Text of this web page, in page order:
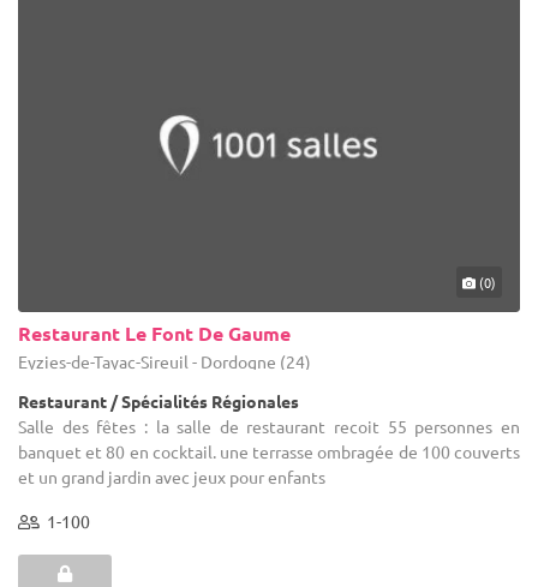
(0)
Restaurant Le Font De Gaume
Eyzies-de-Tayac-Sireuil - Dordogne (24)
Restaurant / Spécialités Régionales
Salle des fêtes : la salle de restaurant recoit 55 personnes en
banquet et 80 en cocktail. une terrasse ombragée de 100 couverts
et un grand jardin avec jeux pour enfants
1-100